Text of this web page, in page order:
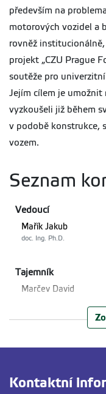
především na
motorových vozidel a
rovněž
projekt „CZU Prague
soutěže pro
Jejím cílem je umožnit
vyzkoušeli již během
v podobě konstrukce,
vozem.
Seznam
Vedoucí
Mařík Jakub
doc. Ing. Ph.D.
Tajemník
Marčev David
Kontaktní